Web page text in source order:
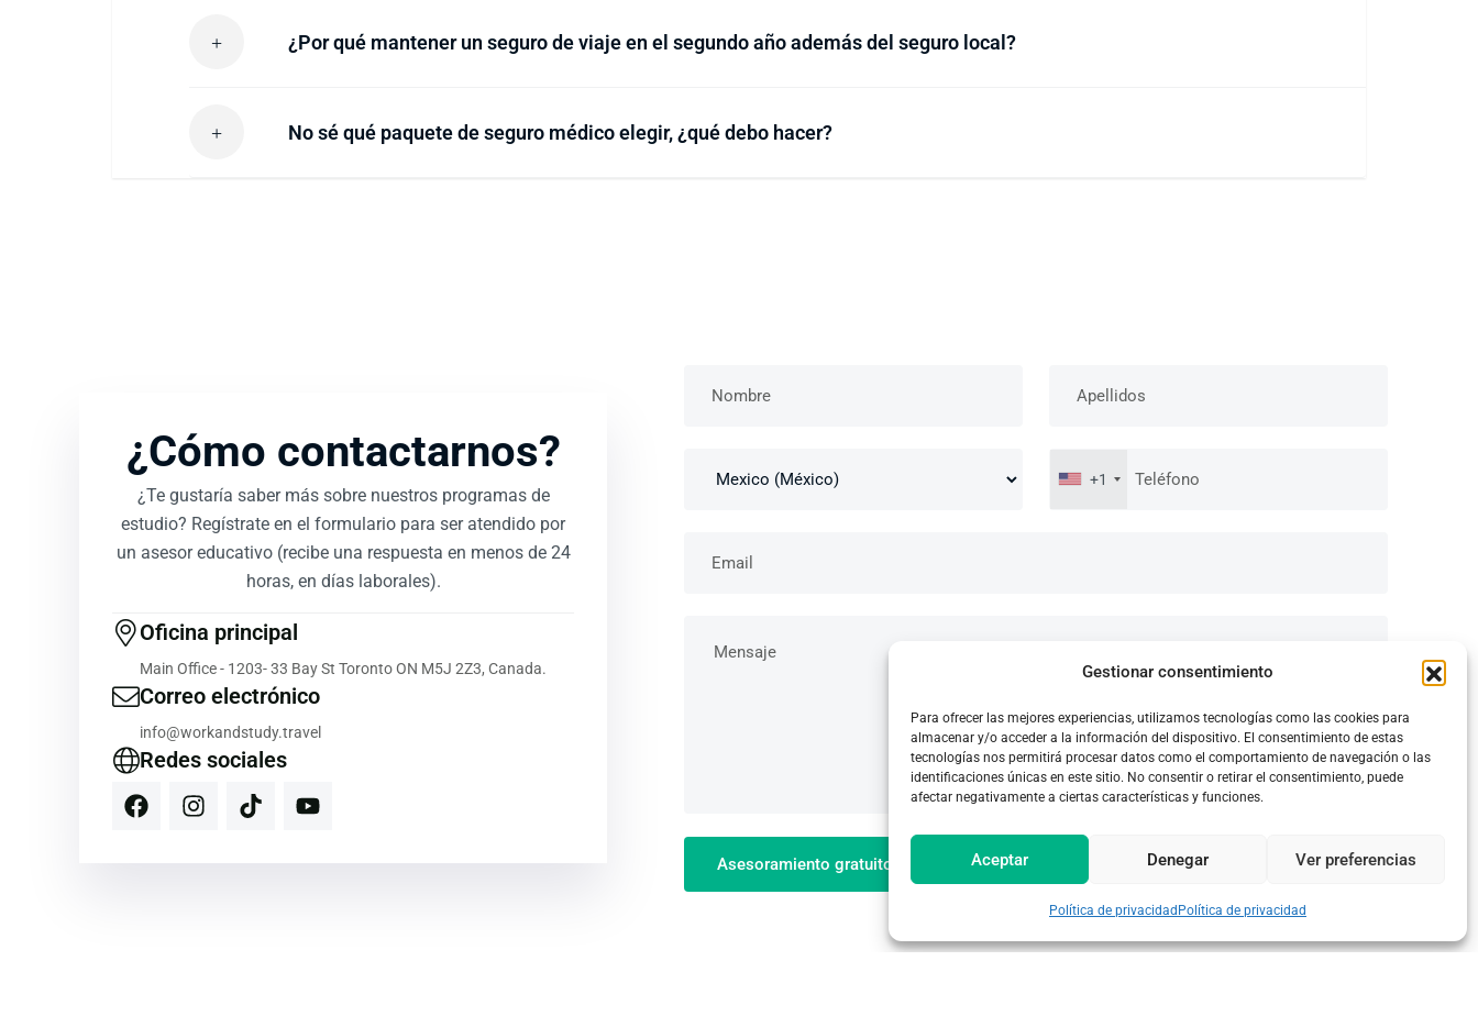
Gestionar consentimiento
Para ofrecer las mejores experiencias, utilizamos tecnologías como las cookies para
almacenar y/o acceder a la información del dispositivo. El consentimiento de estas
tecnologías nos permitirá procesar datos como el comportamiento de navegación o las
identificaciones únicas en este sitio. No consentir o retirar el consentimiento, puede
afectar negativamente a ciertas características y funciones.
Aceptar Denegar Ver preferencias
Política de privacidad Política de privacidad
¿Por qué mantener un seguro de viaje en el segundo año además del seguro local?
No sé qué paquete de seguro médico elegir, ¿qué debo hacer?
¿Cómo contactarnos?
¿Te gustaría saber más sobre nuestros programas de
estudio? Regístrate en el formulario para ser atendido por
un asesor educativo (recibe una respuesta en menos de 24
horas, en días laborales).
Oficina principal
Main Office - 1203- 33 Bay St Toronto ON M5J 2Z3, Canada.
Correo electrónico
info@workandstudy.travel
Redes sociales
+1
Asesoramiento gratuito